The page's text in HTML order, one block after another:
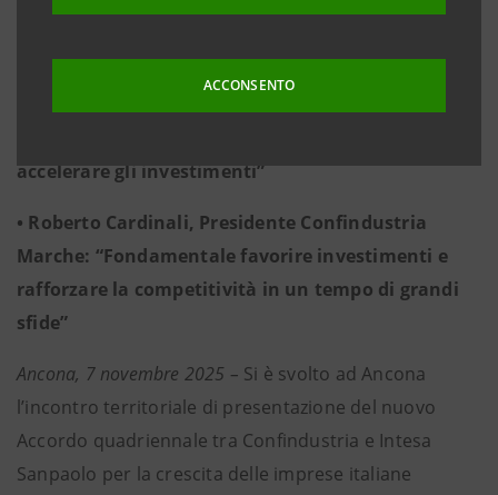
ACCONSENTO
accelerare gli investimenti”
• Roberto Cardinali, Presidente Confindustria
Marche: “Fondamentale favorire investimenti e
rafforzare la competitività in un tempo di grandi
sfide”
Ancona, 7 novembre 2025 – Si è svolto ad Ancona
l’incontro territoriale di presentazione del nuovo
Accordo quadriennale tra Confindustria e Intesa
Sanpaolo per la crescita delle imprese italiane